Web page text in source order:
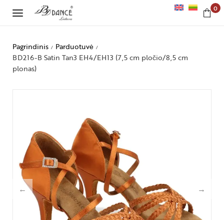
0
Pagrindinis / Parduotuvė /
BD216-B Satin Tan3 EH4/EH13 (7,5 cm pločio/8,5 cm
plonas)